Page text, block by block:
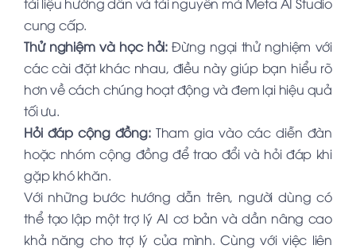
cung cấp.
Thử nghiệm và học hỏi: Đừng ngại thử nghiệm với
các cài đặt khác nhau, điều này giúp bạn hiểu rõ
hơn về cách chúng hoạt động và đem lại hiệu quả
tối ưu.
Hỏi đáp cộng đồng:Tham gia vào các diễn đàn
hoặc nhóm cộng đồng để trao đổi và hỏi đáp khi
gặp khó khăn.
Với những bước hướng dẫn trên, người dùng có
thể tạo lập một trợ lý AI cơ bản và dần nâng cao
khả năng cho trợ lý của mình. Cùng với việc liên